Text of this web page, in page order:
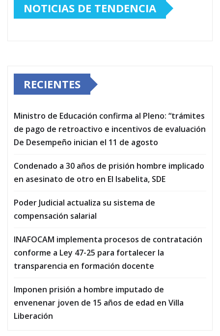
NOTICIAS DE TENDENCIA
RECIENTES
Ministro de Educación confirma al Pleno: “trámites
de pago de retroactivo e incentivos de evaluación
De Desempeño inician el 11 de agosto
Condenado a 30 años de prisión hombre implicado
en asesinato de otro en El Isabelita, SDE
Poder Judicial actualiza su sistema de
compensación salarial
INAFOCAM implementa procesos de contratación
conforme a Ley 47-25 para fortalecer la
transparencia en formación docente
Imponen prisión a hombre imputado de
envenenar joven de 15 años de edad en Villa
Liberación